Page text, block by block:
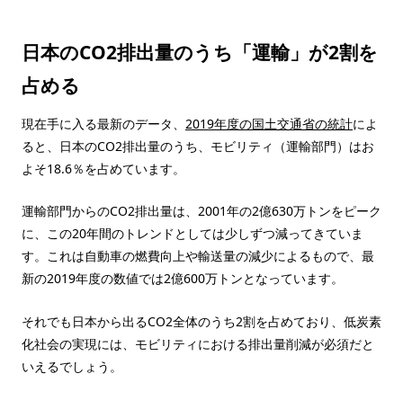
日本のCO2排出量のうち「運輸」が2割を
占める
現在手に入る最新のデータ、 2019年度の国土交通省の統計によ
ると、日本のCO2排出量のうち、モビリティ（運輸部門）はお
よそ18.6％を占めています。
運輸部門からのCO2排出量は、2001年の2億630万トンをピーク
に、この20年間のトレンドとしては少しずつ減ってきていま
す。これは自動車の燃費向上や輸送量の減少によるもので、最
新の2019年度の数値では2億600万トンとなっています。
それでも日本から出るCO2全体のうち2割を占めており、低炭素
化社会の実現には、モビリティにおける排出量削減が必須だと
いえるでしょう。